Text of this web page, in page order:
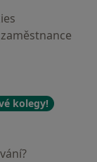
kolegy!